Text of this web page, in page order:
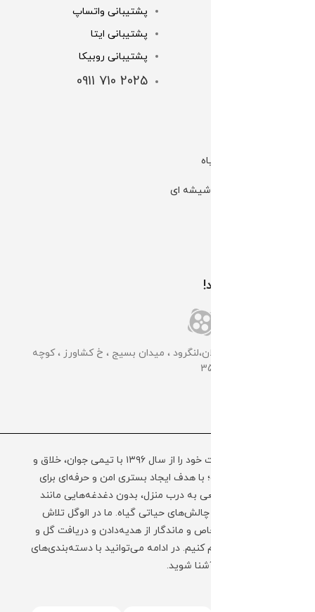
پشتیبانی واتساپ
پشتیبانی ایتا
پشتیبانی روبیکا
2025 710 0911
کانال بله | گل و گیاه
کانال بله | گلخانه شیشه ای
همراه ما باشید!
📌گلخانه مرکزی: گیلان،لنگرود ، میدان بسیج ، خ کشاورز ، کوچه
مجموعه الوگل فعالیت خود را از سال ۱۳۹۶ با تیمی جوان، خلاق و
به‌روز آغاز کرده است؛ با هدف ایجاد بستری امن و حرفه‌ای برای
ارسال گل و گیاه طبیعی به درب منزل، بدون دغدغه‌هایی مانند
نگهداری، حمل‌ونقل و چالش‌های حیاتی گیاه. ما در الوگل تلاش
کرده‌ایم تا تجربه‌ای خاص و ماندگار از هدیه‌دادن و دریافت گل و
گیاه را برای شما فراهم کنیم. در ادامه می‌توانید با دسته‌بندی‌های
محبوب فروشگاه ما آشنا شوید.